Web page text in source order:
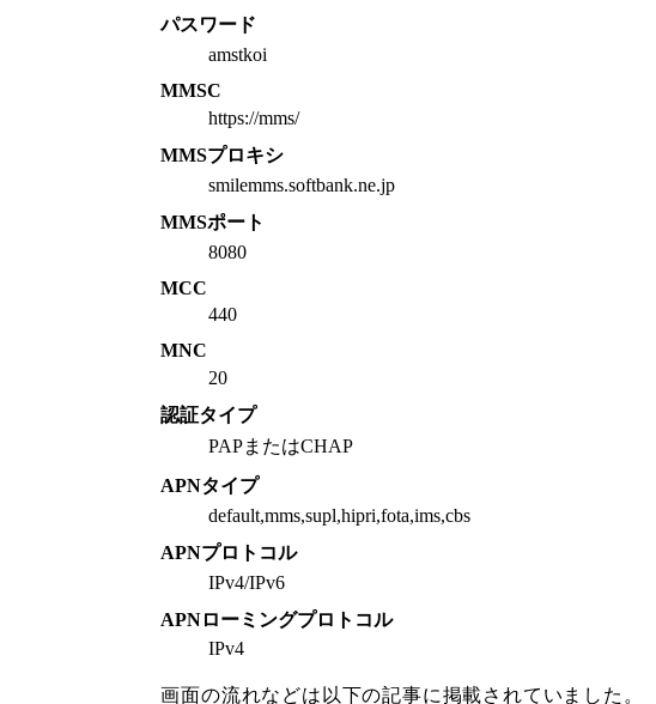
パスワード
amstkoi
MMSC
https://mms/
MMSプロキシ
smilemms.softbank.ne.jp
MMSポート
8080
MCC
440
MNC
20
認証タイプ
PAPまたはCHAP
APNタイプ
default,mms,supl,hipri,fota,ims,cbs
APNプロトコル
IPv4/IPv6
APNローミングプロトコル
IPv4
画面の流れなどは以下の記事に掲載されていました。